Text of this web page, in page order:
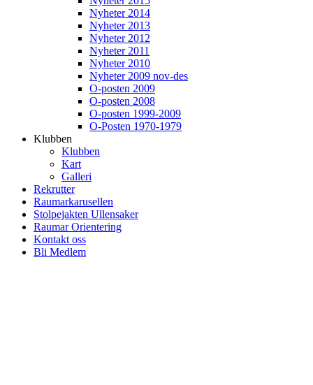
Nyheter 2014
Nyheter 2013
Nyheter 2012
Nyheter 2011
Nyheter 2010
Nyheter 2009 nov-des
O-posten 2009
O-posten 2008
O-posten 1999-2009
O-Posten 1970-1979
Klubben
Klubben
Kart
Galleri
Rekrutter
Raumarkarusellen
Stolpejakten Ullensaker
Raumar Orientering
Kontakt oss
Bli Medlem